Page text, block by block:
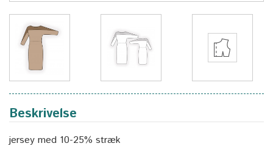
Beskrivelse
jersey med 10-25% stræk